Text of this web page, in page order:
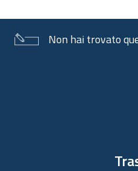
Non hai trovato